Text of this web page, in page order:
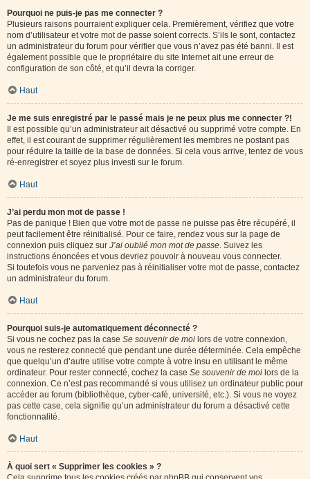
Pourquoi ne puis-je pas me connecter ?
Plusieurs raisons pourraient expliquer cela. Premièrement, vérifiez que votre
nom d’utilisateur et votre mot de passe soient corrects. S’ils le sont, contactez
un administrateur du forum pour vérifier que vous n’avez pas été banni. Il est
également possible que le propriétaire du site Internet ait une erreur de
configuration de son côté, et qu’il devra la corriger.
Haut
Je me suis enregistré par le passé mais je ne peux plus me connecter ?!
Il est possible qu’un administrateur ait désactivé ou supprimé votre compte. En
effet, il est courant de supprimer régulièrement les membres ne postant pas
pour réduire la taille de la base de données. Si cela vous arrive, tentez de vous
ré-enregistrer et soyez plus investi sur le forum.
Haut
J’ai perdu mon mot de passe !
Pas de panique ! Bien que votre mot de passe ne puisse pas être récupéré, il
peut facilement être réinitialisé. Pour ce faire, rendez vous sur la page de
connexion puis cliquez sur J’ai oublié mon mot de passe. Suivez les
instructions énoncées et vous devriez pouvoir à nouveau vous connecter.
Si toutefois vous ne parveniez pas à réinitialiser votre mot de passe, contactez
un administrateur du forum.
Haut
Pourquoi suis-je automatiquement déconnecté ?
Si vous ne cochez pas la case Se souvenir de moi lors de votre connexion,
vous ne resterez connecté que pendant une durée déterminée. Cela empêche
que quelqu’un d’autre utilise votre compte à votre insu en utilisant le même
ordinateur. Pour rester connecté, cochez la case Se souvenir de moi lors de la
connexion. Ce n’est pas recommandé si vous utilisez un ordinateur public pour
accéder au forum (bibliothèque, cyber-café, université, etc.). Si vous ne voyez
pas cette case, cela signifie qu’un administrateur du forum a désactivé cette
fonctionnalité.
Haut
À quoi sert « Supprimer les cookies » ?